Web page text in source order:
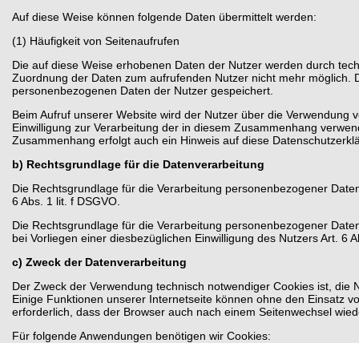
Auf diese Weise können folgende Daten übermittelt werden:
(1) Häufigkeit von Seitenaufrufen
Die auf diese Weise erhobenen Daten der Nutzer werden durch
Zuordnung der Daten zum aufrufenden Nutzer nicht mehr möglich.
personenbezogenen Daten der Nutzer gespeichert.
Beim Aufruf unserer Website wird der Nutzer über die Verwendung
Einwilligung zur Verarbeitung der in diesem Zusammenhang
Zusammenhang erfolgt auch ein Hinweis auf diese
b) Rechtsgrundlage für die Datenverarbeitung
Die Rechtsgrundlage für die Verarbeitung personenbezogener
6 Abs. 1 lit. f DSGVO.
Die Rechtsgrundlage für die Verarbeitung personenbezogener
bei Vorliegen einer diesbezüglichen Einwilligung des Nutzers Art. 6
c) Zweck der Datenverarbeitung
Der Zweck der Verwendung technisch notwendiger Cookies ist,
Einige Funktionen unserer Internetseite können ohne den Einsatz
erforderlich, dass der Browser auch nach einem Seitenwechsel
Für folgende Anwendungen benötigen wir Cookies: